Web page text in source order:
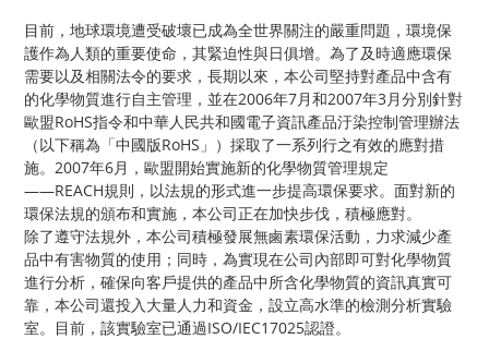
目前，地球環境遭受破壞已成為全世界關注的嚴重問題，環境保
護作為人類的重要使命，其緊迫性與日俱增。為了及時適應環保
需要以及相關法令的要求，長期以來，本公司堅持對產品中含有
的化學物質進行自主管理，並在2006年7月和2007年3月分別針對
歐盟RoHS指令和中華人民共和國電子資訊產品汙染控制管理辦法
（以下稱為「中國版RoHS」）採取了一系列行之有效的應對措
施。2007年6月，歐盟開始實施新的化學物質管理規定
――REACH規則，以法規的形式進一步提高環保要求。面對新的
環保法規的頒布和實施，本公司正在加快步伐，積極應對。
除了遵守法規外，本公司積極發展無鹵素環保活動，力求減少產
品中有害物質的使用；同時，為實現在公司內部即可對化學物質
進行分析，確保向客戶提供的產品中所含化學物質的資訊真實可
靠，本公司還投入大量人力和資金，設立高水準的檢測分析實驗
室。目前，該實驗室已通過ISO/IEC17025認證。